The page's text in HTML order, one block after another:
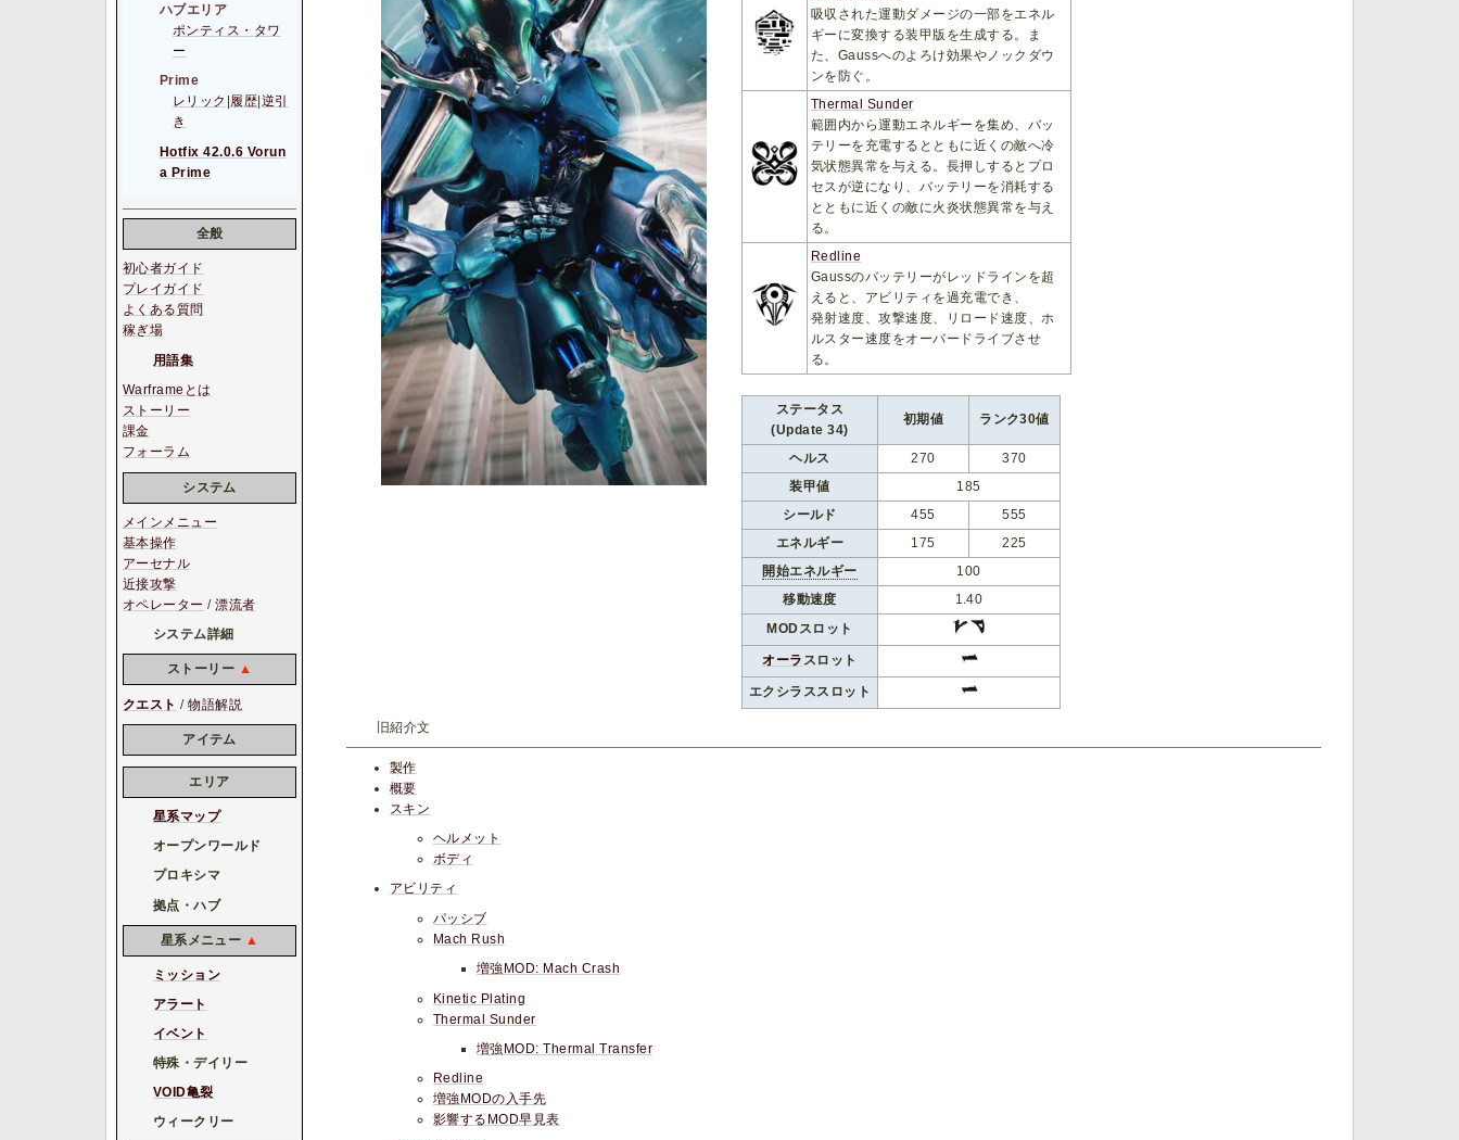
吸収された運動ダメージの一部をエネル
ギーに変換する装甲版を生成する。ま
た、Gaussへのよろけ効果やノックダウ
ンを防ぐ。
Thermal Sunder
範囲内から運動エネルギーを集め、バッ
テリーを充電するとともに近くの敵へ冷
気状態異常を与える。長押しするとプロ
セスが逆になり、バッテリーを消耗する
とともに近くの敵に火炎状態異常を与え
る。
Redline
Gaussのバッテリーがレッドラインを超
えると、アビリティを過充電でき、
発射速度、攻撃速度、リロード速度、ホ
ルスター速度をオーバードライブさせ
る。
ステータス
(Update 34)
初期値 ランク30値
ヘルス 270
370
装甲値
185
シールド
455
555
エネルギー
175
225
開始エネルギー
100
移動速度
1.40
MODスロット
オーラ スロット
エクシラススロット
旧紹介文
製作
概要
スキン
ヘルメット
ボディ
アビリティ
パッシブ
Mach Rush
増強MOD: Mach Crash
Kinetic Plating
Thermal Sunder
増強MOD: Thermal Transfer
Redline
増強MODの入手先
影響するMOD早見表
ハブエリア
ポンティス・タワ
ー
Prime
レリック 履歴 逆引
き
Hotfix 42.0.6 Vorun
a Prime
全般
初心者ガイド
プレイガイド
よくある質問
稼ぎ場
用語集
Warframeとは
ストーリー
課金
フォーラム
システム
メインメニュー
基本操作
アーセナル
近接攻撃
オペレーター /漂流者
システム詳細
ストーリー ▲
クエスト /物語解説
アイテム
エリア
星系マップ
オープンワールド
プロキシマ
拠点・ハブ
星系メニュー ▲
ミッション
アラート
イベント
特殊・デイリー
VOID亀裂
ウィークリー